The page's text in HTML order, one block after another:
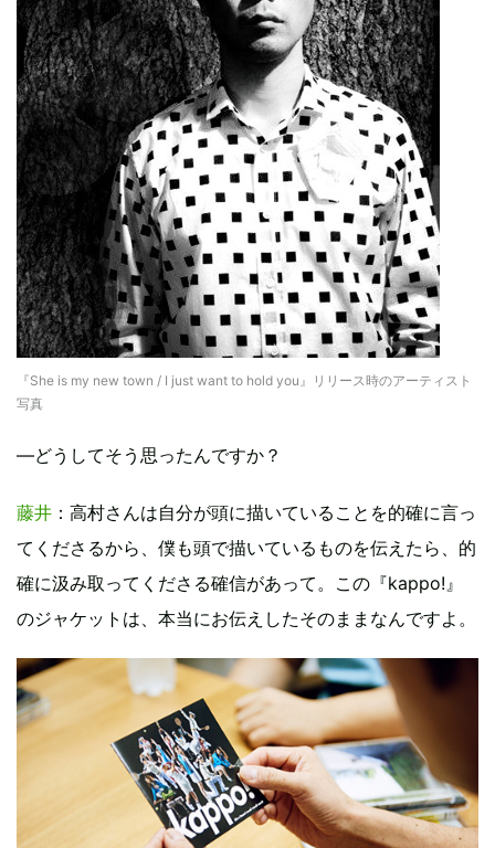
『She is my new town / I just want to hold you』リリース時のアーティスト
写真
―どうしてそう思ったんですか？
藤井 ：高村さんは自分が頭に描いていることを的確に言っ
てくださるから、僕も頭で描いているものを伝えたら、的
確に汲み取ってくださる確信があって。この『kappo!』
のジャケットは、本当にお伝えしたそのままなんですよ。